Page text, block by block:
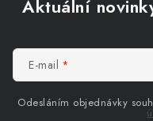
Aktuální
E-mail
Odesláním objednávky